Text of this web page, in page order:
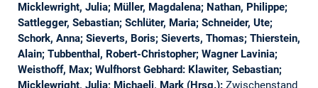
Micklewright, Julia; Müller, Magdalena; Nathan, Philippe;
Sattlegger, Sebastian; Schlüter, Maria; Schneider, Ute;
Schork, Anna; Sieverts, Boris; Sieverts, Thomas; Thierstein,
Alain; Tubbenthal, Robert-Christopher; Wagner Lavinia;
Weisthoff, Max; Wulfhorst Gebhard: Klawiter, Sebastian;
Micklewright, Julia; Michaeli, Mark (Hrsg.): Zwischenstand